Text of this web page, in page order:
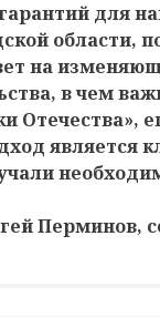
для
области,
на
в чем
Отечества»,
является
Перминов,